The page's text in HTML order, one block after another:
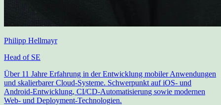
Philipp Hellmayr
Head of SE
Über 11 Jahre Erfahrung in der Entwicklung mobiler Anwendungen
und skalierbarer Cloud-Systeme. Schwerpunkt auf iOS- und
Android-Entwicklung, CI/CD-Automatisierung sowie modernen
Web- und Deployment-Technologien.